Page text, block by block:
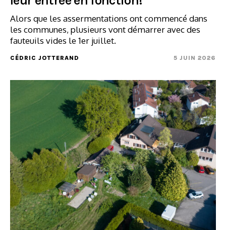
Alors que les assermentations ont commencé dans
les communes, plusieurs vont démarrer avec des
fauteuils vides le 1er juillet.
CÉDRIC JOTTERAND 5 JUIN 2026